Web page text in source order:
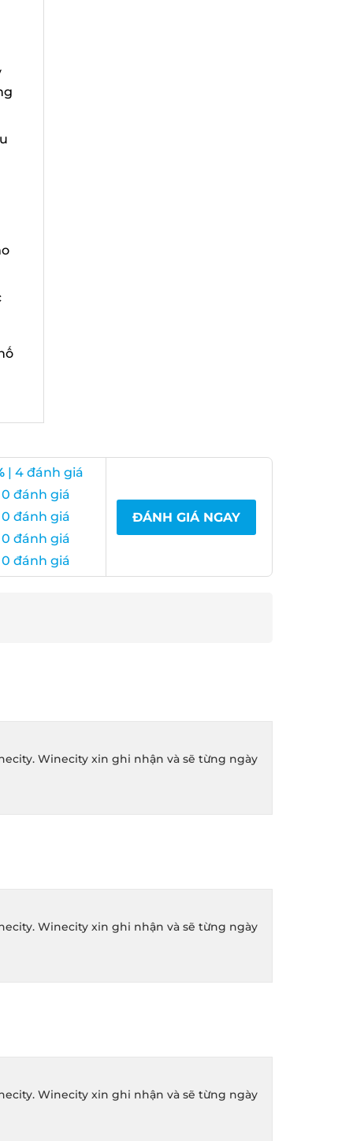
4 đánh giá
đánh giá
đánh giá
đánh giá
đánh giá
ĐÁNH GIÁ NGAY
Winecity xin ghi nhận và sẽ từng ngày
Winecity xin ghi nhận và sẽ từng ngày
Winecity xin ghi nhận và sẽ từng ngày